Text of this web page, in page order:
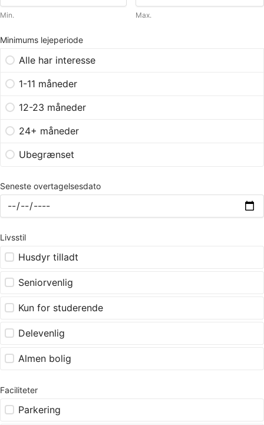
Min. Max.
Minimums lejeperiode
Alle har interesse
1-11 måneder
12-23 måneder
24+ måneder
Ubegrænset
Seneste overtagelsesdato
Livsstil
Husdyr tilladt
Seniorvenlig
Kun for studerende
Delevenlig
Almen bolig
Faciliteter
Parkering